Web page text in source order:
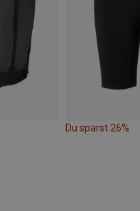
Du sparst 26%